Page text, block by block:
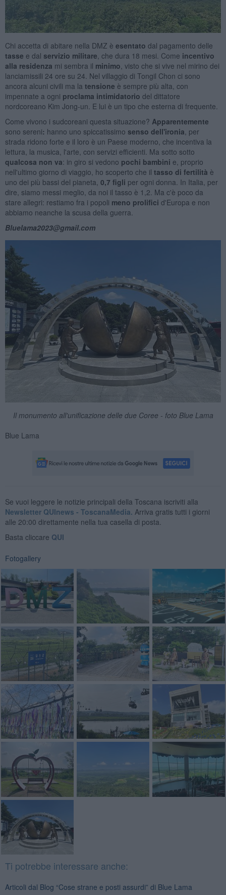
Chi accetta di abitare nella DMZ è esentato dal pagamento delle
tasse e dal servizio militare, che dura 18 mesi. Come incentivo
alla residenza mi sembra il minimo, visto che si vive nel mirino dei
lanciamissili 24 ore su 24. Nel villaggio di Tongil Chon ci sono
ancora alcuni civili ma la tensione è sempre più alta, con
impennate a ogni proclama intimidatorio del dittatore
nordcoreano Kim Jong-un. E lui è un tipo che esterna di frequente.
Come vivono i sudcoreani questa situazione? Apparentemente
sono sereni: hanno uno spiccatissimo senso dell'ironia, per
strada ridono forte e il loro è un Paese moderno, che incentiva la
lettura, la musica, l'arte, con servizi efficienti. Ma sotto sotto
qualcosa non va: in giro si vedono pochi bambini e, proprio
nell'ultimo giorno di viaggio, ho scoperto che il tasso di fertilità è
uno dei più bassi del pianeta, 0,7 figli per ogni donna. In Italia, per
dire, siamo messi meglio, da noi il tasso è 1,2. Ma c'è poco da
stare allegri: restiamo fra i popoli meno prolifici d'Europa e non
abbiamo neanche la scusa della guerra.
Bluelama2023@gmail.com
Il monumento all'unificazione delle due Coree - foto Blue Lama
Blue Lama
Se vuoi leggere le notizie principali della Toscana iscriviti alla
Newsletter QUInews - ToscanaMedia. Arriva gratis tutti i giorni
alle 20:00 direttamente nella tua casella di posta.
Basta cliccare QUI
Fotogallery
Ti potrebbe interessare anche:
Articoli dal Blog “Cose strane e posti assurdi” di Blue Lama